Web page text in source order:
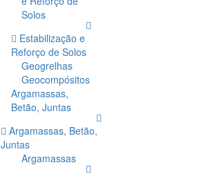
Solos
Estabilização e
Reforço de Solos
Geogrelhas
Geocompósitos
Argamassas,
Betão, Juntas
Argamassas, Betão,
Juntas
Argamassas